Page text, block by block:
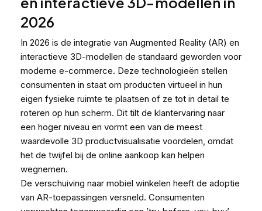
2026
In 2026 is de integratie van Augmented Reality (AR) en
interactieve 3D-modellen de standaard geworden voor
moderne e-commerce. Deze technologieën stellen
consumenten in staat om producten virtueel in hun
eigen fysieke ruimte te plaatsen of ze tot in detail te
roteren op hun scherm. Dit tilt de klantervaring naar
een hoger niveau en vormt een van de meest
waardevolle 3D productvisualisatie voordelen, omdat
het de twijfel bij de online aankoop kan helpen
wegnemen.
De verschuiving naar mobiel winkelen heeft de adoptie
van AR-toepassingen versneld. Consumenten